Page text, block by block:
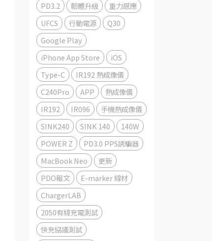
PD3.2
韌體升級
重力感應
UFCS
行動電源
Q30
Google Play
iPhone App Store
iOS
Type-C
IR192 熱成像儀
C240Pro
APP
熱成像儀
IR192
IR096
手機熱成像儀
SINK240
SINK 140
140W
POWER Z
PD3.0 PPS誘騙器
MacBook Neo
更新
PDO報文
E-marker 線材
ChargerLAB
2050有線充電測試
快充協議測試